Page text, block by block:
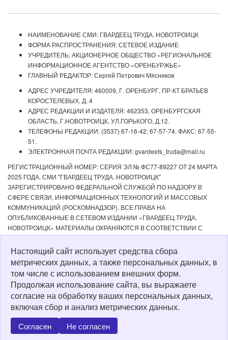
НАИМЕНОВАНИЕ СМИ: ГВАРДЕЕЦ ТРУДА. НОВОТРОИЦК
ФОРМА РАСПРОСТРАНЕНИЯ: СЕТЕВОЕ ИЗДАНИЕ
УЧРЕДИТЕЛЬ: АКЦИОНЕРНОЕ ОБЩЕСТВО «РЕГИОНАЛЬНОЕ
ИНФОРМАЦИОННОЕ АГЕНТСТВО «ОРЕНБУРЖЬЕ»
ГЛАВНЫЙ РЕДАКТОР: Сергей Петрович Мясников
АДРЕС УЧРЕДИТЕЛЯ: 460009, Г. ОРЕНБУРГ, ПР-КТ БРАТЬЕВ
КОРОСТЕЛЕВЫХ, Д. 4
АДРЕС РЕДАКЦИИ И ИЗДАТЕЛЯ: 462353, ОРЕНБУРГСКАЯ
ОБЛАСТЬ, Г.НОВОТРОИЦК, УЛ.ГОРЬКОГО, Д.12.
ТЕЛЕФОНЫ РЕДАКЦИИ: (3537) 67-16-42; 67-57-74. ФАКС: 67-55-
51.
ЭЛЕКТРОННАЯ ПОЧТА РЕДАКЦИИ: gvardeets_truda@mail.ru
РЕГИСТРАЦИОННЫЙ НОМЕР: СЕРИЯ ЭЛ № ФС77-89227 ОТ 24 МАРТА
2025 ГОДА. СМИ "ГВАРДЕЕЦ ТРУДА. НОВОТРОИЦК"
ЗАРЕГИСТРИРОВАНО ФЕДЕРАЛЬНОЙ СЛУЖБОЙ ПО НАДЗОРУ В
СФЕРЕ СВЯЗИ, ИНФОРМАЦИОННЫХ ТЕХНОЛОГИЙ И МАССОВЫХ
КОММУНИКАЦИЙ (РОСКОМНАДЗОР). ВСЕ ПРАВА НА
ОПУБЛИКОВАННЫЕ В СЕТЕВОМ ИЗДАНИИ «ГВАРДЕЕЦ ТРУДА.
НОВОТРОИЦК» МАТЕРИАЛЫ ОХРАНЯЮТСЯ В СООТВЕТСТВИИ С
ЗАКОНОДАТЕЛЬСТВОМ РФ. ЛЮБОЕ ИСПОЛЬЗОВАНИЕ МАТЕРИАЛОВ
ДОПУСКАЕТСЯ ТОЛЬКО ПО СОГЛАСОВАНИЮ С РЕДАКЦИЕЙ С
ОБЯЗАТЕЛЬНОЙ АКТИВНОЙ ССЫЛКОЙ НА ИСТОЧНИК. РЕДАКЦИЯ НЕ
НЕСЕТ ОТВЕТСТВЕННОСТИ ЗА ДОСТОВЕРНОСТЬ РЕКЛАМНЫХ
МАТЕРИАЛОВ, РАЗМЕЩЕННЫХ В СЕТЕВОМ ИЗДАНИИ «ГВАРДЕЕЦ
ТРУДА. НОВОТРОИЦК», А ТАКЖЕ ЗА СОДЕРЖАНИЕ ВЕБ-САЙТОВ, НА
КОТОРЫЕ ДАНЫ ГИПЕРССЫЛКИ. ДЛЯ ДЕТЕЙ СТАРШЕ 16 ЛЕТ.
Политика о персональных данных
Настоящий сайт использует средства сбора
метрических данных, а также персональных данных, в
том числе с использованием внешних форм.
Продолжая использование сайта, вы выражаете
согласие на обработку ваших персональных данных,
включая сбор и анализ метрических данных.
Согласен Не согласен